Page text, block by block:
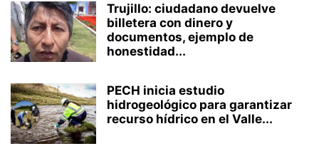
Trujillo: ciudadano devuelve
billetera con dinero y
documentos, ejemplo de
honestidad...
PECH inicia estudio
hidrogeológico para garantizar
recurso hídrico en el Valle...